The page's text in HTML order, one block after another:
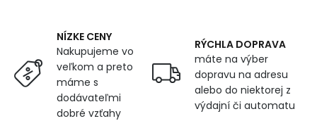
NÍZKE CENY
Nakupujeme vo
veľkom a preto
máme s
dodávateľmi
dobré vzťahy
RÝCHLA DOPRAVA
máte na výber
dopravu na adresu
alebo do niektorej z
výdajní či automatu